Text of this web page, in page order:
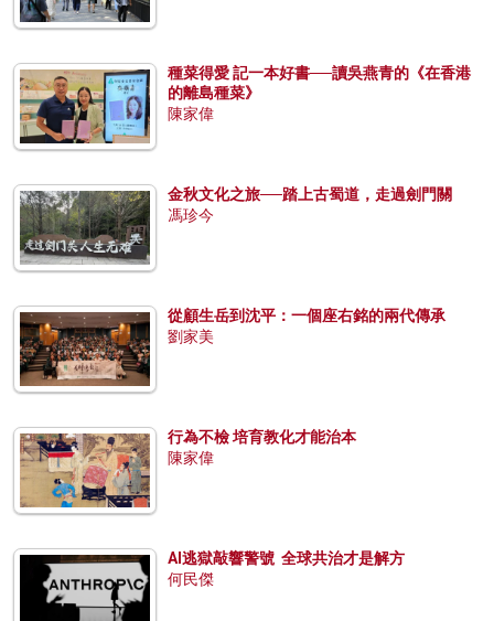
種菜得愛 記一本好書──讀吳燕青的《在香港
的離島種菜》
陳家偉
金秋文化之旅──踏上古蜀道，走過劍門關
馮珍今
從顧生岳到沈平：一個座右銘的兩代傳承
劉家美
行為不檢 培育教化才能治本
陳家偉
AI逃獄敲響警號 全球共治才是解方
何民傑